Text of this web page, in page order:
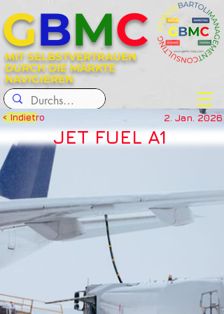
MIT SELBSTVERTRAUEN
DURCH DIE MÄRKTE
NAVIGIEREN
GBMC
< Indietro 2. Jan. 2026
JET FUEL A1